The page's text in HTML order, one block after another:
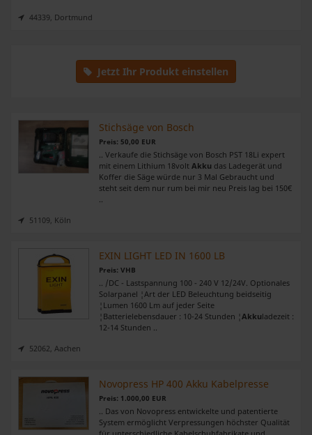
44339, Dortmund
Jetzt Ihr Produkt einstellen
Stichsäge von Bosch
Preis: 50,00 EUR
.. Verkaufe die Stichsäge von Bosch PST 18Li expert
mit einem Lithium 18volt Akku das Ladegerät und
Koffer die Säge würde nur 3 Mal Gebraucht und
steht seit dem nur rum bei mir neu Preis lag bei 150€
..
51109, Köln
EXIN LIGHT LED IN 1600 LB
Preis: VHB
.. /DC - Lastspannung 100 - 240 V 12/24V. Optionales
Solarpanel ¦Art der LED Beleuchtung beidseitig
¦Lumen 1600 Lm auf jeder Seite
¦Batterielebensdauer : 10-24 Stunden ¦ Akkuladezeit :
12-14 Stunden ..
52062, Aachen
Novopress HP 400 Akku Kabelpresse
Preis: 1.000,00 EUR
.. Das von Novopress entwickelte und patentierte
System ermöglicht Verpressungen höchster Qualität